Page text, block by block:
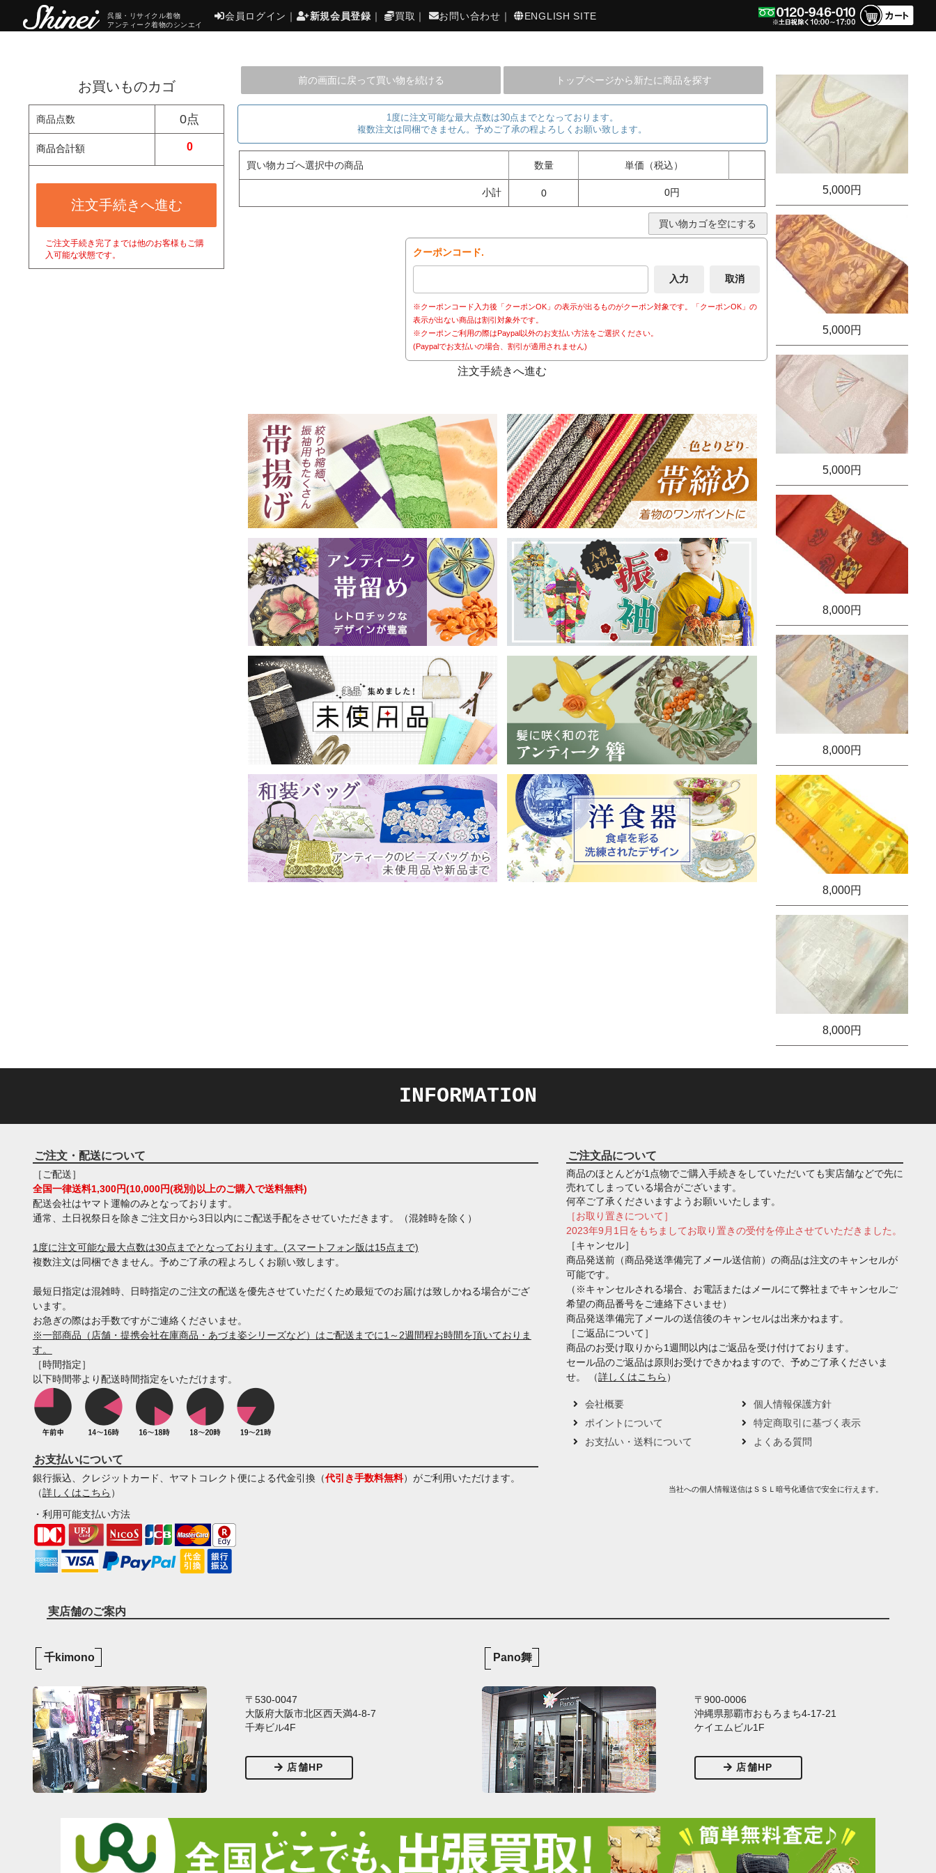
呉服・リサイクル着物
アンティーク着物のシンエイ
会員ログイン ｜ 新規会員登録 ｜ 買取 ｜ お問い合わせ ｜ ENGLISH SITE
お買いものカゴ
商品点数 0点
商品合計額 0
注文手続きへ進む
ご注文手続き完了までは他のお客様もご購
入可能な状態です。
前の画面に戻って買い物を続ける トップページから新たに商品を探す
1度に注文可能な最大点数は30点までとなっております。
複数注文は同梱できません。予めご了承の程よろしくお願い致します。
買い物カゴへ選択中の商品 数量 単価（税込）
小計 0 0円
買い物カゴを空にする
クーポンコード.
※クーポンコード入力後「クーポンOK」の表示が出るものがクーポン対象です。「クーポンOK」の
表示が出ない商品は割引対象外です。
※クーポンご利用の際はPaypal以外のお支払い方法をご選択ください。
(Paypalでお支払いの場合、割引が適用されません)
注文手続きへ進む
5,000円
5,000円
5,000円
8,000円
8,000円
8,000円
8,000円
INFORMATION
ご注文・配送について
［ご配送］
全国一律送料1,300円(10,000円(税別)以上のご購入で送料無料)
配送会社はヤマト運輸のみとなっております。
通常、土日祝祭日を除きご注文日から3日以内にご配送手配をさせていただきます。（混雑時を除く）
1度に注文可能な最大点数は30点までとなっております。(スマートフォン版は15点まで)
複数注文は同梱できません。予めご了承の程よろしくお願い致します。
最短日指定は混雑時、日時指定のご注文の配送を優先させていただくため最短でのお届けは致しかねる場合がござ
います。
お急ぎの際はお手数ですがご連絡くださいませ。
※一部商品（店舗・提携会社在庫商品・あづま姿シリーズなど）はご配送までに1～2週間程お時間を頂いておりま
す。
［時間指定］
以下時間帯より配送時間指定をいただけます。
お支払いについて
銀行振込、クレジットカード、ヤマトコレクト便による代金引換（代引き手数料無料） がご利用いただけます。
（詳しくはこちら ）
・利用可能支払い方法
ご注文品について
商品のほとんどが1点物でご購入手続きをしていただいても実店舗などで先に
売れてしまっている場合がございます。
何卒ご了承くださいますようお願いいたします。
［お取り置きについて］
2023年9月1日をもちましてお取り置きの受付を停止させていただきました。
［キャンセル］
商品発送前（商品発送準備完了メール送信前）の商品は注文のキャンセルが
可能です。
（※キャンセルされる場合、お電話またはメールにて弊社までキャンセルご
希望の商品番号をご連絡下さいませ）
商品発送準備完了メールの送信後のキャンセルは出来かねます。
［ご返品について］
商品のお受け取りから1週間以内はご返品を受け付けております。
セール品のご返品は原則お受けできかねますので、予めご了承くださいま
せ。 （詳しくはこちら ）
会社概要
ポイントについて
お支払い・送料について
個人情報保護方針
特定商取引に基づく表示
よくある質問
当社への個人情報送信はＳＳＬ暗号化通信で安全に行えます。
実店舗のご案内
千kimono
〒530-0047
大阪府大阪市北区西天満4-8-7
千寿ビル4F
店舗HP
Pano舞
〒900-0006
沖縄県那覇市おもろまち4-17-21
ケイエムビル1F
店舗HP